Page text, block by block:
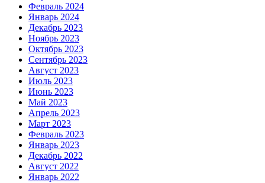
Февраль 2024
Январь 2024
Декабрь 2023
Ноябрь 2023
Октябрь 2023
Сентябрь 2023
Август 2023
Июль 2023
Июнь 2023
Май 2023
Апрель 2023
Март 2023
Февраль 2023
Январь 2023
Декабрь 2022
Август 2022
Январь 2022